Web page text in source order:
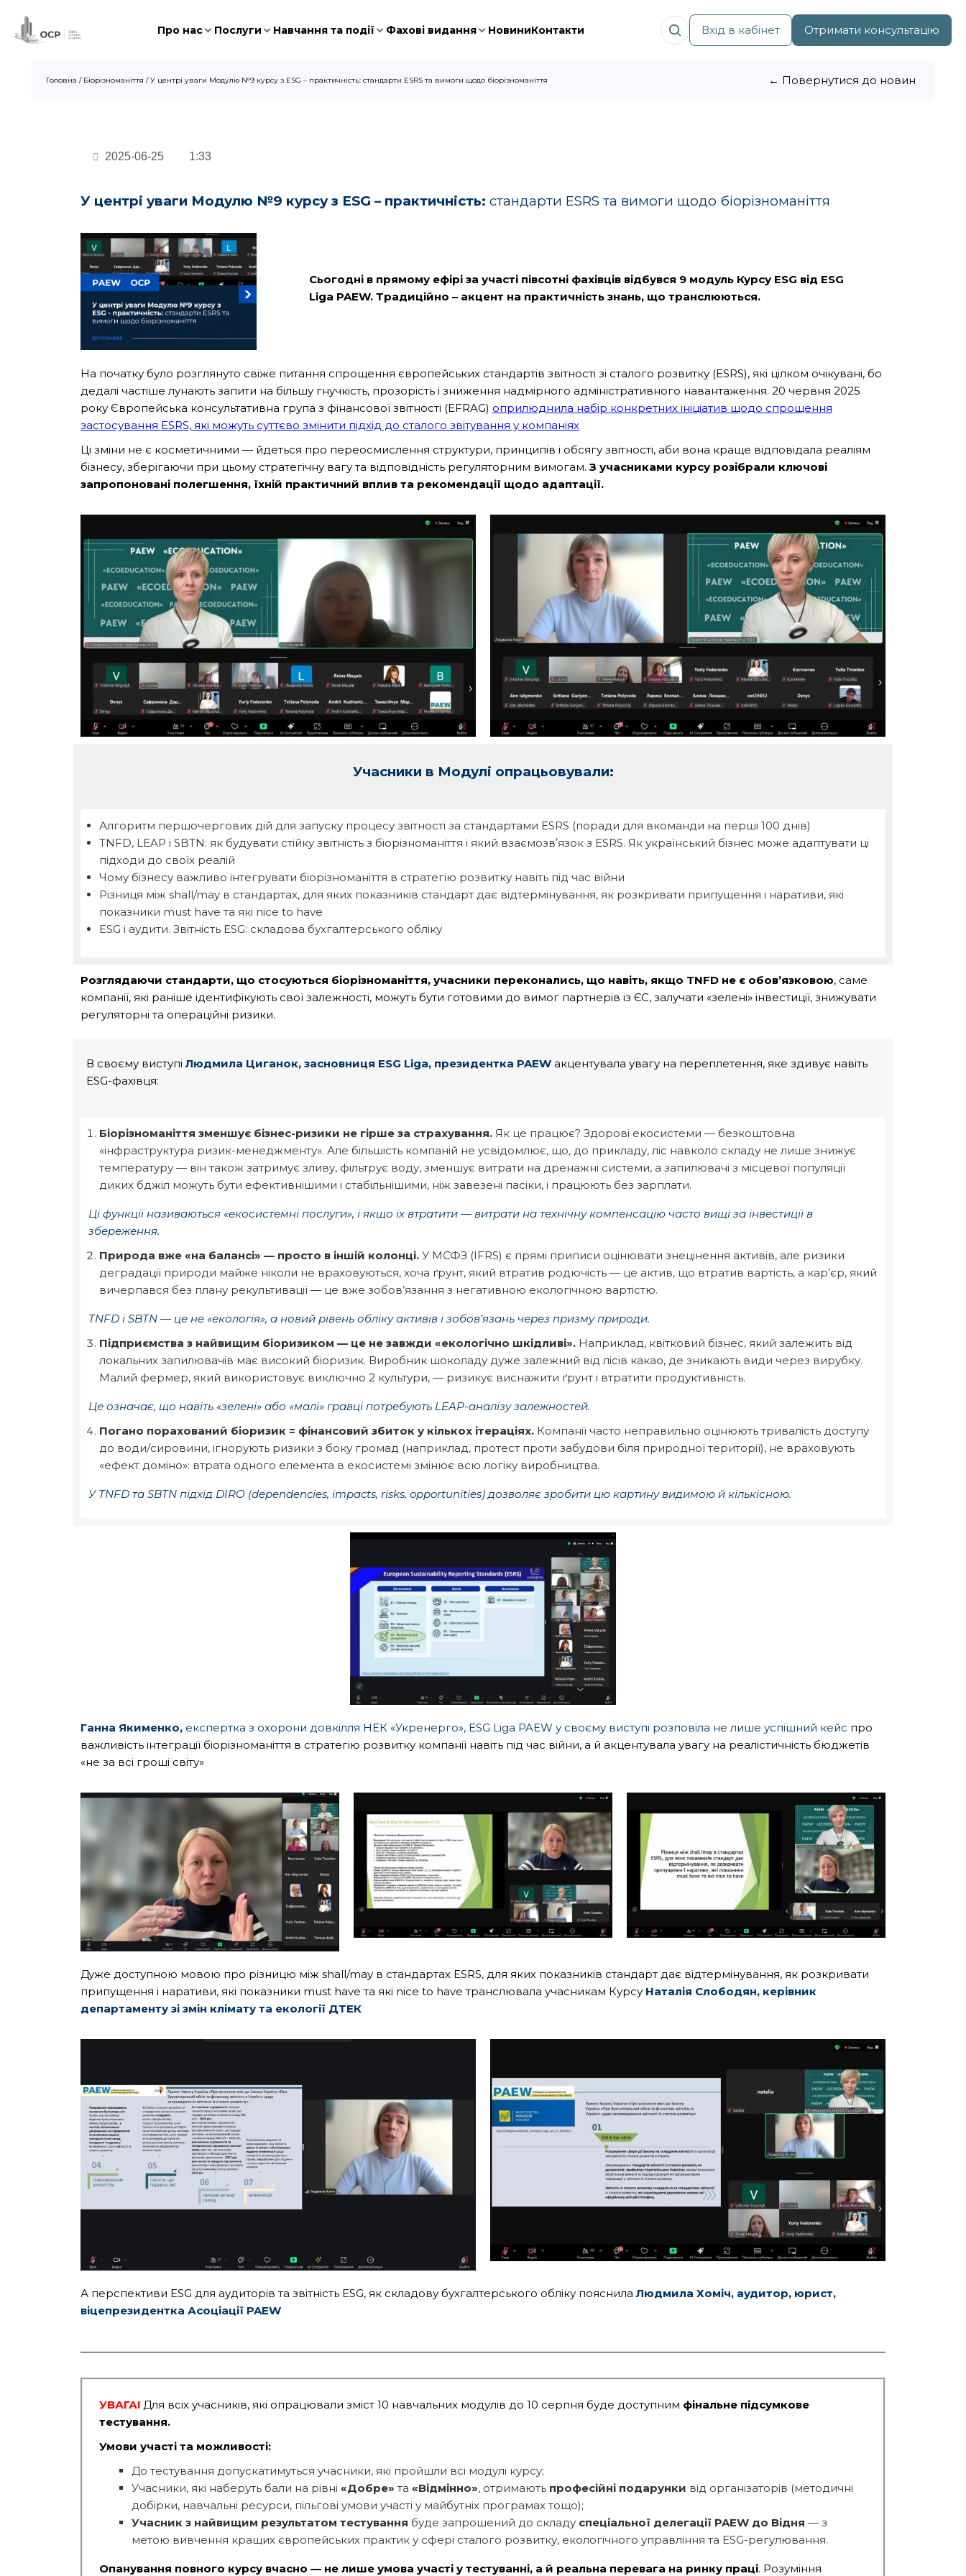
Про нас Послуги Навчання та події Фахові видання НовиниКонтакти Вхід в кабінет Отримати консультацію
Головна / Біорізноманіття /У центрі уваги Модулю №9 курсу з ESG – практичність: стандарти ESRS та вимоги щодо біорізноманіття ← Повернутися до новин
2025-06-25 1:33
У центрі уваги Модулю №9 курсу з ESG – практичність: стандарти ESRS та вимоги щодо біорізноманіття
Сьогодні в прямому ефірі за участі півсотні фахівців відбувся 9 модуль Курсу ESG від ESG
Liga PAEW. Традиційно – акцент на практичність знань, що транслюються.
На початку було розглянуто свіже питання спрощення європейських стандартів звітності зі сталого розвитку (ESRS), які цілком очікувані, бо
дедалі частіше лунають запити на більшу гнучкість, прозорість і зниження надмірного адміністративного навантаження. 20 червня 2025
року Європейська консультативна група з фінансової звітності (EFRAG) оприлюднила набір конкретних ініціатив щодо спрощення
застосування ESRS, які можуть суттєво змінити підхід до сталого звітування у компаніях
Ці зміни не є косметичними — йдеться про переосмислення структури, принципів і обсягу звітності, аби вона краще відповідала реаліям
бізнесу, зберігаючи при цьому стратегічну вагу та відповідність регуляторним вимогам. З учасниками курсу розібрали ключові
запропоновані полегшення, їхній практичний вплив та рекомендації щодо адаптації.
Учасники в Модулі опрацьовували:
Алгоритм першочергових дій для запуску процесу звітності за стандартами ESRS (поради для вкоманди на перші 100 днів)
TNFD, LEAP і SBTN: як будувати стійку звітність з біорізноманіття і який взаємозвʼязок з ESRS. Як український бізнес може адаптувати ці
підходи до своїх реалій
Чому бізнесу важливо інтегрувати біорізноманіття в стратегію розвитку навіть під час війни
Різниця між shall/may в стандартах, для яких показників стандарт дає відтермінування, як розкривати припущення і наративи, які
показники must have та які nice to have
ESG і аудити. Звітність ESG: складова бухгалтерського обліку
Розглядаючи стандарти, що стосуються біорізноманіття, учасники переконались, що навіть, якщо TNFD не є обов’язковою, cаме
компанії, які раніше ідентифікують свої залежності, можуть бути готовими до вимог партнерів із ЄС, залучати «зелені» інвестиції, знижувати
регуляторні та операційні ризики.
В своєму виступіЛюдмила Циганок, засновниця ESG Liga, президентка PAEW акцентувала увагу на переплетення, яке здивує навіть
ESG-фахівця:
Біорізноманіття зменшує бізнес-ризики не гірше за страхування. Як це працює? Здорові екосистеми — безкоштовна
«інфраструктура ризик-менеджменту». Але більшість компаній не усвідомлює, що, до прикладу, ліс навколо складу не лише знижує
температуру — він також затримує зливу, фільтрує воду, зменшує витрати на дренажні системи, а запилювачі з місцевої популяції
диких бджіл можуть бути ефективнішими і стабільнішими, ніж завезені пасіки, і працюють без зарплати.
Ці функції називаються «екосистемні послуги», і якщо їх втратити — витрати на технічну компенсацію часто вищі за інвестиції в
збереження.
Природа вже «на балансі» — просто в іншій колонці. У МСФЗ (IFRS) є прямі приписи оцінювати знецінення активів, але ризики
деградації природи майже ніколи не враховуються, хоча ґрунт, який втратив родючість — це актив, що втратив вартість, а кар’єр, який
вичерпався без плану рекультивації — це вже зобов’язання з негативною екологічною вартістю.
TNFD і SBTN — це не «екологія», а новий рівень обліку активів і зобов’язань через призму природи.
Підприємства з найвищим біоризиком — це не завжди «екологічно шкідливі». Наприклад, квітковий бізнес, який залежить від
локальних запилювачів має високий біоризик. Виробник шоколаду дуже залежний від лісів какао, де зникають види через вирубку.
Малий фермер, який використовує виключно 2 культури, — ризикує виснажити ґрунт і втратити продуктивність.
Це означає, що навіть «зелені» або «малі» гравці потребують LEAP-аналізу залежностей.
Погано порахований біоризик = фінансовий збиток у кількох ітераціях. Компанії часто неправильно оцінюють тривалість доступу
до води/сировини, ігнорують ризики з боку громад (наприклад, протест проти забудови біля природної території), не враховують
«ефект доміно»: втрата одного елемента в екосистемі змінює всю логіку виробництва.
У TNFD та SBTN підхід DIRO (dependencies, impacts, risks, opportunities) дозволяє зробити цю картину видимою й кількісною.
Ганна Якименко, експертка з охорони довкілля НЕК «Укренерго», ESG Liga PAEW у своєму виступі розповіла не лише успішний кейс про
важливість інтеграції біорізноманіття в стратегію розвитку компанії навіть під час війни, а й акцентувала увагу на реалістичність бюджетів
«не за всі гроші світу»
Дуже доступною мовою про різницю між shall/may в стандартах ESRS, для яких показників стандарт дає відтермінування, як розкривати
припущення і наративи, які показники must have та які nice to have транслювала учасникам Курсу Наталія Слободян, керівник
департаменту зі змін клімату та екології ДТЕК
А перспективи ESG для аудиторів та звітність ESG, як складову бухгалтерського обліку пояснилаЛюдмила Хоміч, аудитор, юрист,
віцепрезидентка Асоціації PAEW
УВАГА! Для всіх учасників, які опрацювали зміст 10 навчальних модулів до 10 серпня буде доступним фінальне підсумкове
тестування.
Умови участі та можливості:
До тестування допускатимуться учасники, які пройшли всі модулі курсу;
Учасники, які наберуть бали на рівні «Добре» та «Відмінно», отримають професійні подарунки від організаторів (методичні
добірки, навчальні ресурси, пільгові умови участі у майбутніх програмах тощо);
Учасник з найвищим результатом тестування буде запрошений до складу спеціальної делегації PAEW до Відня — з
метою вивчення кращих європейських практик у сфері сталого розвитку, екологічного управління та ESG-регулювання.
Опанування повного курсу вчасно — не лише умова участі у тестуванні, а й реальна перевага на ринку праці. Розуміння